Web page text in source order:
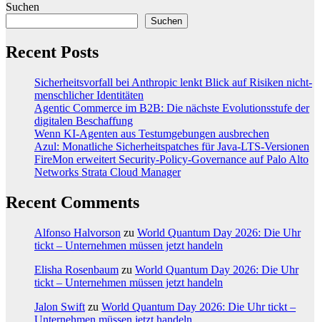
Suchen
Suchen
Recent Posts
Sicherheitsvorfall bei Anthropic lenkt Blick auf Risiken nicht-
menschlicher Identitäten
Agentic Commerce im B2B: Die nächste Evolutionsstufe der
digitalen Beschaffung
Wenn KI-Agenten aus Testumgebungen ausbrechen
Azul: Monatliche Sicherheitspatches für Java-LTS-Versionen
FireMon erweitert Security-Policy-Governance auf Palo Alto
Networks Strata Cloud Manager
Recent Comments
Alfonso Halvorson zu World Quantum Day 2026: Die Uhr
tickt – Unternehmen müssen jetzt handeln
Elisha Rosenbaum zu World Quantum Day 2026: Die Uhr
tickt – Unternehmen müssen jetzt handeln
Jalon Swift zu World Quantum Day 2026: Die Uhr tickt –
Unternehmen müssen jetzt handeln